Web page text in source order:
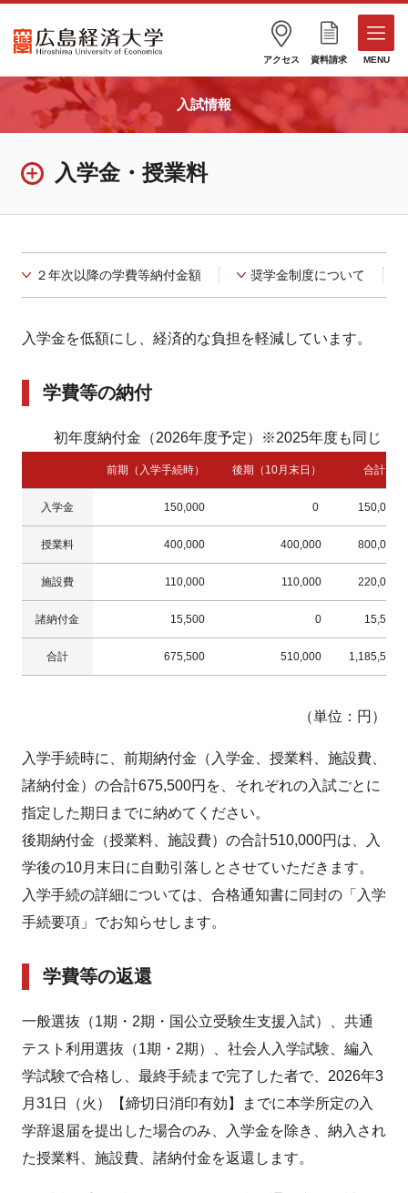
アクセス 資料請求 MENU
入試情報
入学金・授業料
２年次以降の学費等納付金額 奨学金制度について
入学金を低額にし、経済的な負担を軽減しています。
学費等の納付
初年度納付金（2026年度予定）※2025年度も同じ
前期（入学手続時） 後期（10月末日） 合計
入学金 150,000 0 150,000
授業料 400,000 400,000 800,000
施設費 110,000 110,000 220,000
諸納付金 15,500 0 15,500
合計 675,500 510,000 1,185,500
（単位：円）
入学手続時に、前期納付金（入学金、授業料、施設費、
諸納付金）の合計675,500円を、それぞれの入試ごとに
指定した期日までに納めてください。
後期納付金（授業料、施設費）の合計510,000円は、入
学後の10月末日に自動引落しとさせていただきます。
入学手続の詳細については、合格通知書に同封の「入学
手続要項」でお知らせします。
学費等の返還
一般選抜（1期・2期・国公立受験生支援入試）、共通
テスト利用選抜（1期・2期）、社会人入学試験、編入
学試験で合格し、最終手続まで完了した者で、2026年3
月31日（火）【締切日消印有効】までに本学所定の入
学辞退届を提出した場合のみ、入学金を除き、納入され
た授業料、施設費、諸納付金を返還します。